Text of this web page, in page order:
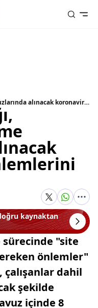
Sağlık Bakanlığı, sitelerdeki yüzme havuzlarında alınacak koronavirüs önlemlerini açıkladı
kaynaktan
"site
önlemler"
çalışanlar dahil
şekilde
içinde 8